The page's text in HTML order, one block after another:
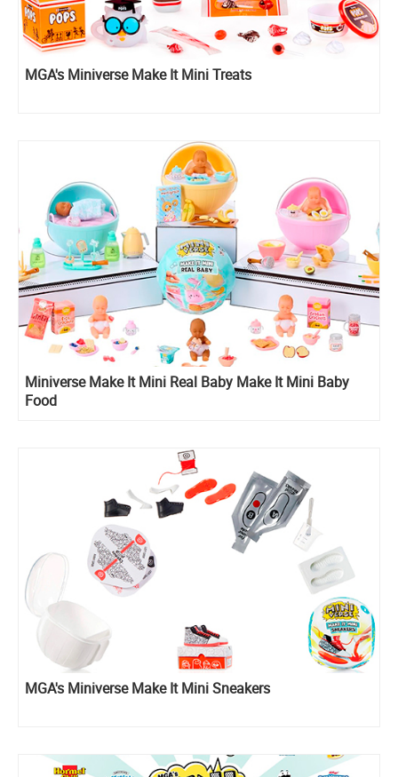
MGA's Miniverse Make It Mini Treats
Miniverse Make It Mini Real Baby Make It Mini Baby
Food
MGA's Miniverse Make It Mini Sneakers